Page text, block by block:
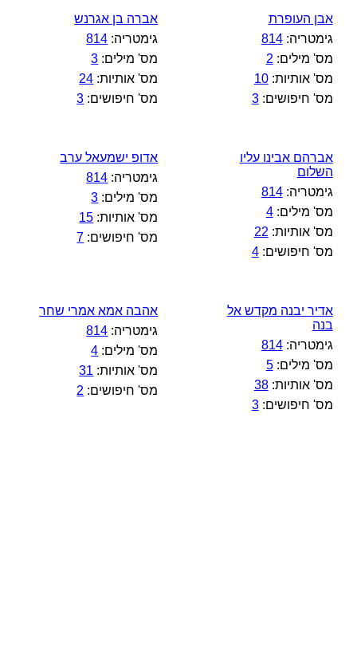
אבן העופרת
גימטריה:814
מס' מילים: 2
מס' אותיות:10
מס' חיפושים:3
אברה בן אגרנש
גימטריה: 814
מס' מילים: 3
מס' אותיות: 24
מס' חיפושים: 3
אברהם אבינו עליו
השלום
גימטריה:814
מס' מילים:4
מס' אותיות: 22
מס' חיפושים:4
אדופ ישמעאל ערב
גימטריה: 814
מס' מילים: 3
מס' אותיות: 15
מס' חיפושים: 7
אדיר יבנה מקדש אל
בנה
גימטריה:814
מס' מילים:5
מס' אותיות:38
מס' חיפושים:3
אהבה אמא אמרי שחר
גימטריה: 814
מס' מילים: 4
מס' אותיות: 31
מס' חיפושים: 2